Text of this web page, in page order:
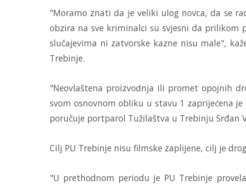
"Moramo znati da je veliki ulog novca, da se
obzira na sve kriminalci su svjesni da prilikom
slučajevima ni zatvorske kazne nisu male",
Trebinje.
"Neovlaštena proizvodnja ili promet opojnih
svom osnovnom obliku u stavu 1 zaprijećena
poručuje portparol Tužilaštva u Trebinju Srđan
Cilj PU Trebinje nisu filmske zaplijene, cilj je
"U prethodnom periodu je PU Trebinje